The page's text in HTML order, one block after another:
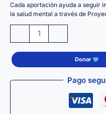
Cada aportación ayuda a seguir
la salud mental a través de
Bag
Premium
PRESS
PLAY
Donar
Pago